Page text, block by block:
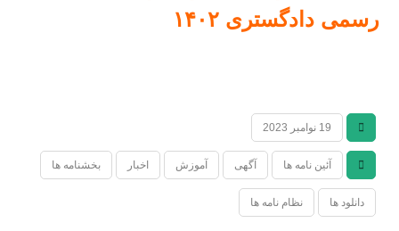
رسمی دادگستری۱۴۰۲
19 نوامبر 2023
آئین نامه ها آگهی آموزش اخبار بخشنامه ها
دانلود ها نظام نامه ها